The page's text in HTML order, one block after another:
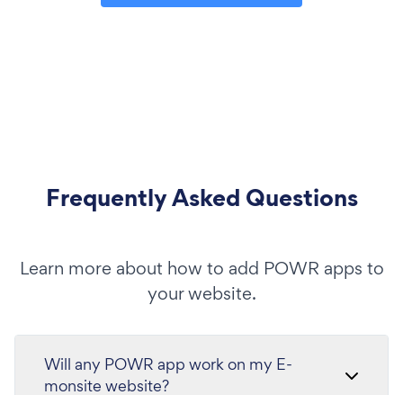
Frequently Asked Questions
Learn more about how to add POWR apps to
your website.
Will any POWR app work on my E-
monsite website?